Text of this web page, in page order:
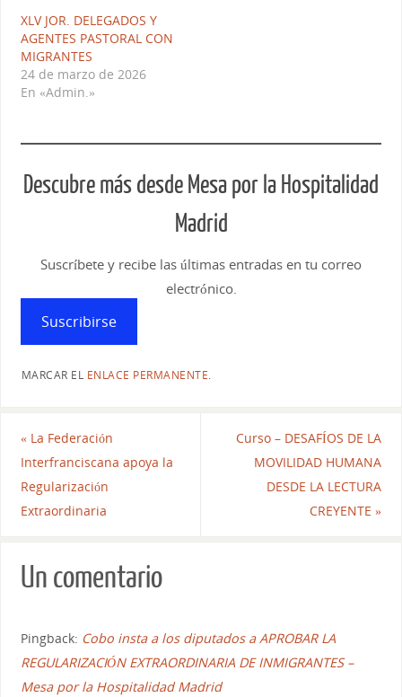
XLV JOR. DELEGADOS Y
AGENTES PASTORAL CON
MIGRANTES
24 de marzo de 2026
En «Admin.»
Descubre más desde Mesa por la Hospitalidad
Madrid
Suscríbete y recibe las últimas entradas en tu correo
electrónico.
Suscribirse
MARCAR EL ENLACE PERMANENTE.
«La Federación
Interfranciscana apoya la
Regularización
Extraordinaria
Curso – DESAFÍOS DE LA
MOVILIDAD HUMANA
DESDE LA LECTURA
CREYENTE»
Un comentario
Pingback: Cobo insta a los diputados a APROBAR LA
REGULARIZACIÓN EXTRAORDINARIA DE INMIGRANTES –
Mesa por la Hospitalidad Madrid